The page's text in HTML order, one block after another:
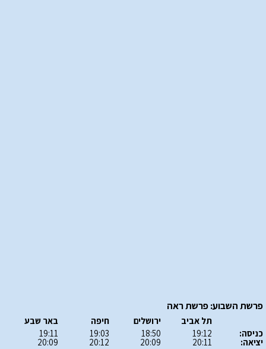
פרשת השבוע: פרשת ראה
כניסה:
יציאה:
תל אביב
19:12
20:11
ירושלים
18:50
20:09
חיפה
19:03
20:12
באר שבע
19:11
20:09